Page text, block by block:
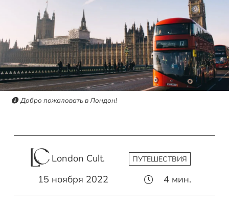
Добро пожаловать в Лондон!
London Cult. ПУТЕШЕСТВИЯ
15 ноября 2022 4 мин.